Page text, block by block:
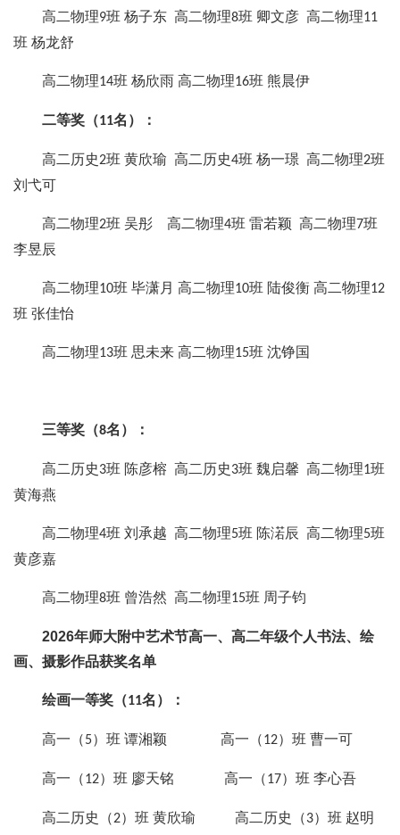
高二物理9班 杨子东 高二物理8班 卿文彦 高二物理11
班 杨龙舒
高二物理14班 杨欣雨 高二物理16班 熊晨伊
二等奖（11名）：
高二历史2班 黄欣瑜 高二历史4班 杨一璟 高二物理2班
刘弋可
高二物理2班 吴彤 高二物理4班 雷若颖 高二物理7班
李昱辰
高二物理10班 毕潇月 高二物理10班 陆俊衡 高二物理12
班 张佳怡
高二物理13班 思未来 高二物理15班 沈铮国
三等奖（8名）：
高二历史3班 陈彦榕 高二历史3班 魏启馨 高二物理1班
黄海燕
高二物理4班 刘承越 高二物理5班 陈渃辰 高二物理5班
黄彦嘉
高二物理8班 曾浩然 高二物理15班 周子钧
2026年师大附中艺术节高一、高二年级个人书法、绘
画、摄影作品获奖名单
绘画一等奖（11名）：
高一（5）班 谭湘颖 高一（12）班 曹一可
高一（12）班 廖天铭 高一（17）班 李心吾
高二历史（2）班 黄欣瑜 高二历史（3）班 赵明